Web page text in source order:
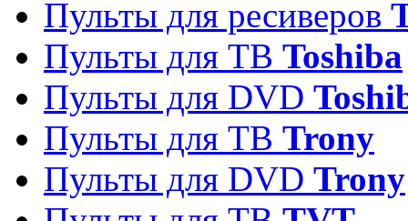
Пульты для ресиверов
Пульты для ТВ Toshiba
Пульты для DVD
Пульты для ТВ Trony
Пульты для DVD Trony